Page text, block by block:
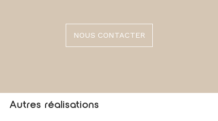
NOUS CONTACTER
Autres réalisations